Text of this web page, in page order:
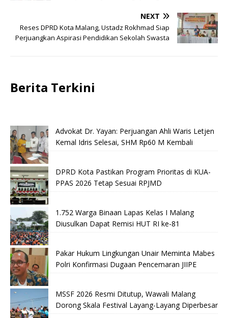
NEXT
Reses DPRD Kota Malang, Ustadz Rokhmad Siap
Perjuangkan Aspirasi Pendidikan Sekolah Swasta
Berita Terkini
Advokat Dr. Yayan: Perjuangan Ahli Waris Letjen
Kemal Idris Selesai, SHM Rp60 M Kembali
DPRD Kota Pastikan Program Prioritas di KUA-
PPAS 2026 Tetap Sesuai RPJMD
1.752 Warga Binaan Lapas Kelas I Malang
Diusulkan Dapat Remisi HUT RI ke-81
Pakar Hukum Lingkungan Unair Meminta Mabes
Polri Konfirmasi Dugaan Pencemaran JIIPE
MSSF 2026 Resmi Ditutup, Wawali Malang
Dorong Skala Festival Layang-Layang Diperbesar